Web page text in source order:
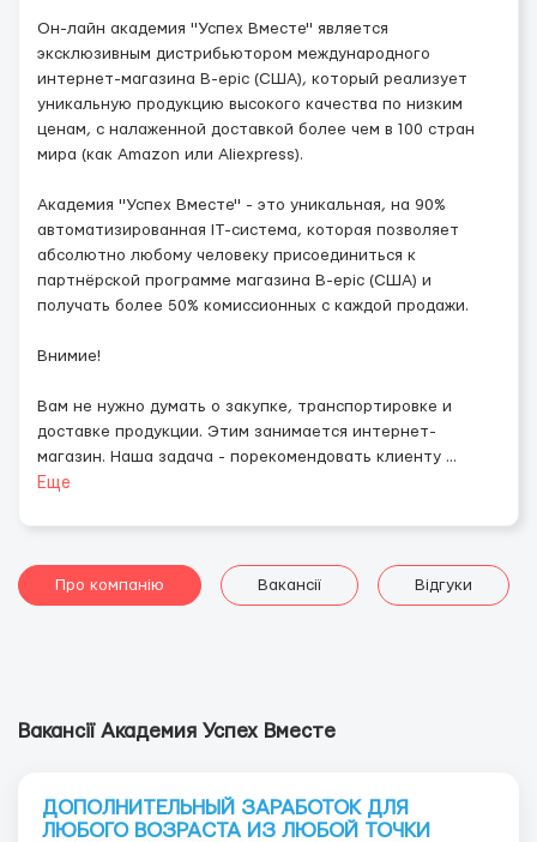
Он-лайн академия "Успех Вместе" является
эксклюзивным дистрибьютором международного
интернет-магазина B-epic (США), который реализует
уникальную продукцию высокого качества по низким
ценам, с налаженной доставкой более чем в 100 стран
мира (как Amazon или Aliexpress).
Академия "Успех Вместе" - это уникальная, на 90%
автоматизированная IT-система, которая позволяет
абсолютно любому человеку присоединиться к
партнёрской программе магазина B-epic (США) и
получать более 50% комиссионных с каждой продажи.
Внимие!
Вам не нужно думать о закупке, транспортировке и
доставке продукции. Этим занимается интернет-
магазин. Наша задача - порекомендовать клиенту ...
Еще
Про компанію Вакансії Відгуки
Вакансії Академия Успех Вместе
ДОПОЛНИТЕЛЬНЫЙ ЗАРАБОТОК ДЛЯ
ЛЮБОГО ВОЗРАСТА ИЗ ЛЮБОЙ ТОЧКИ